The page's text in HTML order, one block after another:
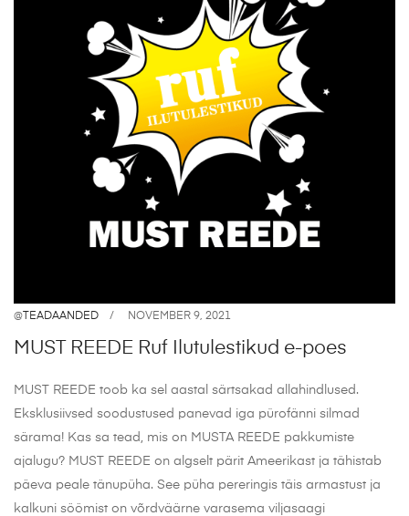
@ TEADAANDED NOVEMBER 9, 2021
MUST REEDE Ruf Ilutulestikud e-poes
MUST REEDE toob ka sel aastal särtsakad allahindlused.
Eksklusiivsed soodustused panevad iga pürofänni silmad
särama! Kas sa tead, mis on MUSTA REEDE pakkumiste
ajalugu? MUST REEDE on algselt pärit Ameerikast ja tähistab
päeva peale tänupüha. See püha pereringis täis armastust ja
kalkuni söömist on võrdväärne varasema viljasaagi